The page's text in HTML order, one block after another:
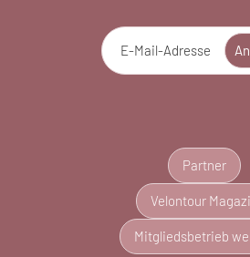
E-Mail-Adresse
Partner
Velontour
Mitgliedsbetrieb